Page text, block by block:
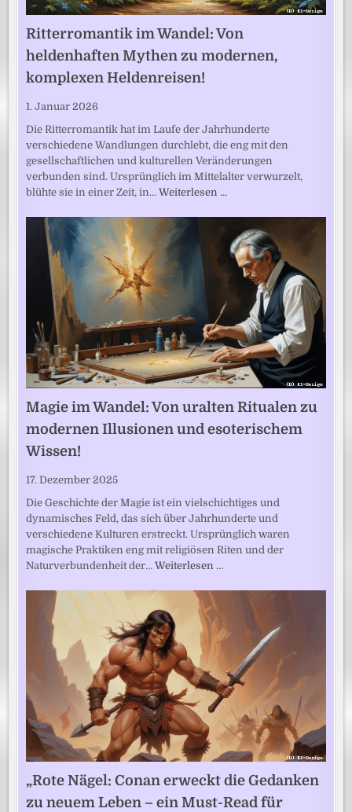
Ritterromantik im Wandel: Von
heldenhaften Mythen zu modernen,
komplexen Heldenreisen!
1. Januar 2026
Die Ritterromantik hat im Laufe der Jahrhunderte
verschiedene Wandlungen durchlebt, die eng mit den
gesellschaftlichen und kulturellen Veränderungen
verbunden sind. Ursprünglich im Mittelalter verwurzelt,
blühte sie in einer Zeit, in…Weiterlesen …
Magie im Wandel: Von uralten Ritualen zu
modernen Illusionen und esoterischem
Wissen!
17. Dezember 2025
Die Geschichte der Magie ist ein vielschichtiges und
dynamisches Feld, das sich über Jahrhunderte und
verschiedene Kulturen erstreckt. Ursprünglich waren
magische Praktiken eng mit religiösen Riten und der
Naturverbundenheit der…Weiterlesen …
„Rote Nägel: Conan erweckt die Gedanken
zu neuem Leben – ein Must-Read für